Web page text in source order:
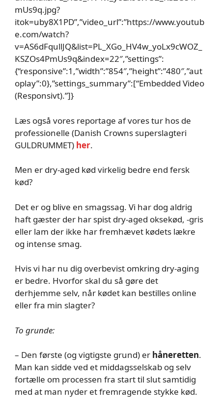
mUs9q.jpg?
itok=uby8X1PD”,”video_url”:”https://www.youtub
e.com/watch?
v=AS6dFqullJQ&list=PL_XGo_HV4w_yoLx9cWOZ_
KSZOs4PmUs9q&index=22″,”settings”:
{“responsive”:1,”width”:”854″,”height”:”480″,”aut
oplay”:0},”settings_summary”:[“Embedded Video
(Responsivt).”]}
Læs også vores reportage af vores tur hos de
professionelle (Danish Crowns superslagteri
GULDRUMMET) her.
Men er dry-aged kød virkelig bedre end fersk
kød?
Det er og blive en smagssag. Vi har dog aldrig
haft gæster der har spist dry-aged oksekød, -gris
eller lam der ikke har fremhævet kødets lækre
og intense smag.
Hvis vi har nu dig overbevist omkring dry-aging
er bedre. Hvorfor skal du så gøre det
derhjemme selv, når kødet kan bestilles online
eller fra min slagter?
To grunde:
– Den første (og vigtigste grund) er håneretten.
Man kan sidde ved et middagsselskab og selv
fortælle om processen fra start til slut samtidig
med at man nyder et fremragende stykke kød.